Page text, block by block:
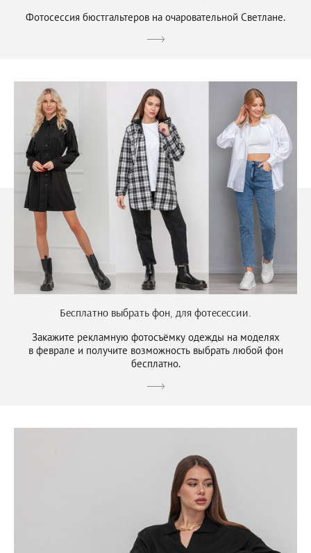
Фотосессия бюстгальтеров на очаровательной Светлане.
Бесплатно выбрать фон, для фотесессии.
Закажите рекламную фотосъёмку одежды на моделях
в феврале и получите возможность выбрать любой фон
бесплатно.